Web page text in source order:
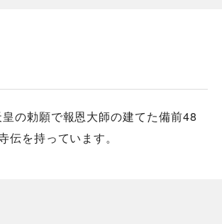
の勅願で報恩大師の建てた備前48
伝を持っています。